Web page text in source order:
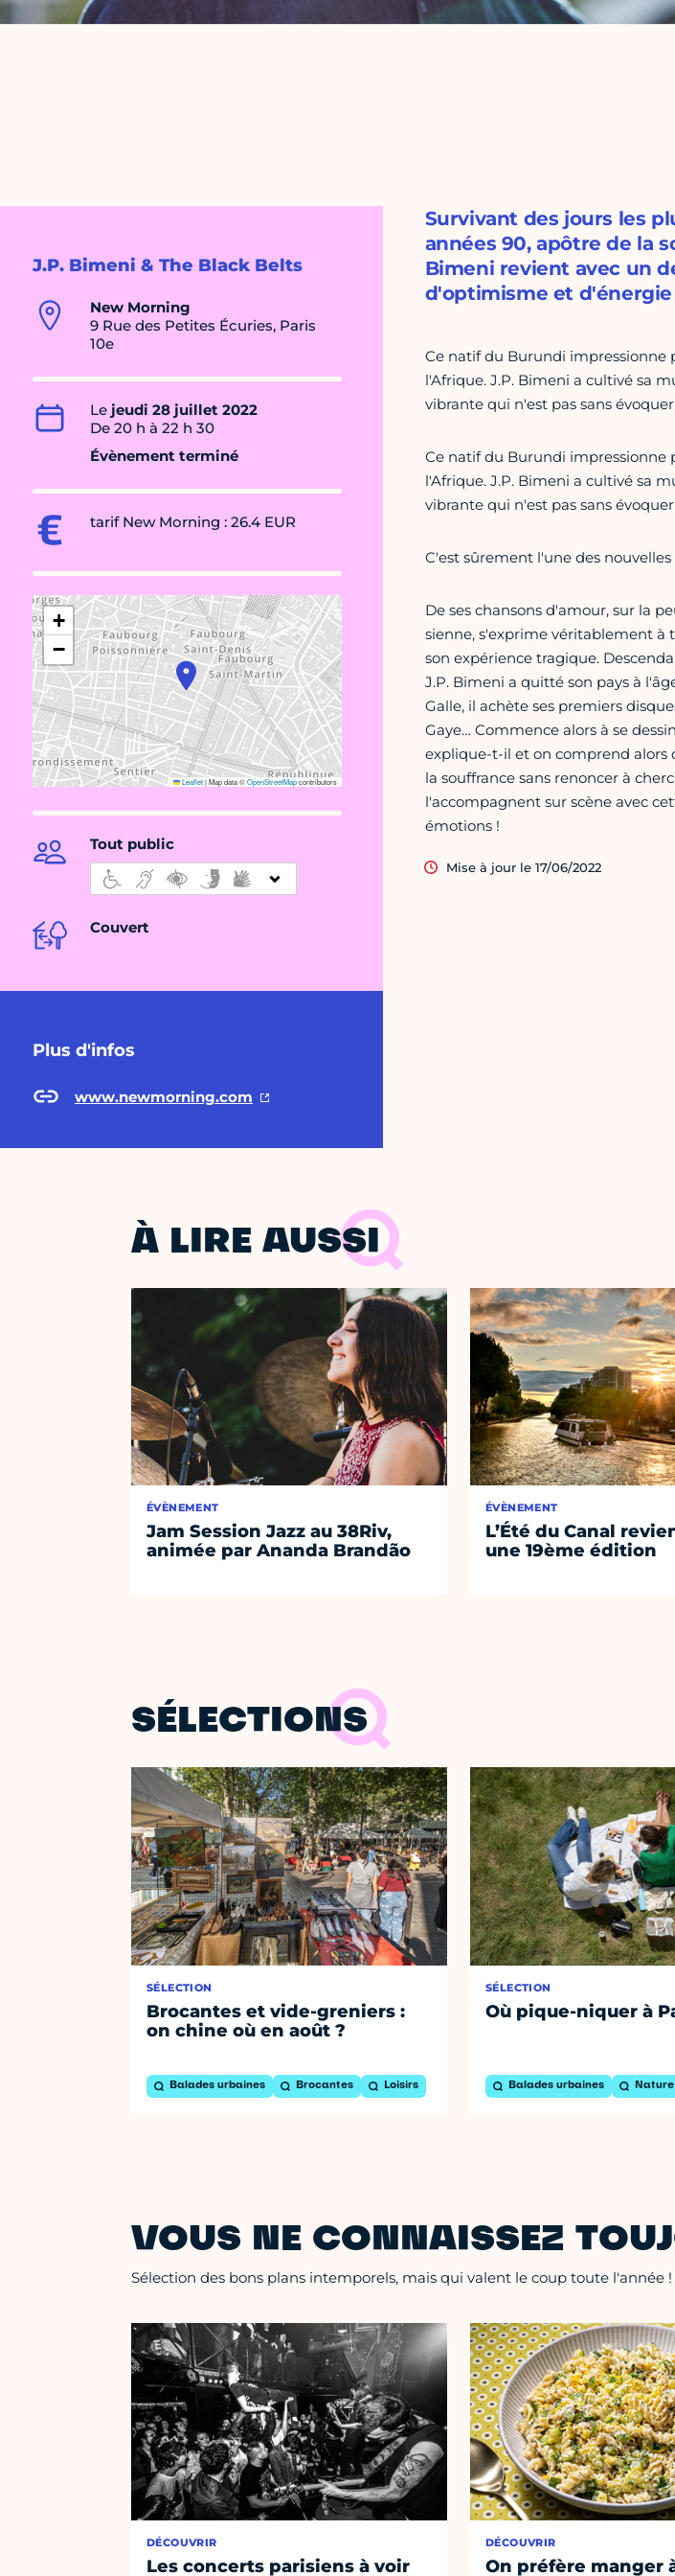
J.P. Bimeni & The Black Belts
New Morning
9 Rue des Petites Écuries, Paris
10e
Le jeudi 28 juillet 2022
De 20 h à 22 h 30
Évènement terminé
tarif New Morning : 26.4 EUR
+
−
Leaflet|Map data ©OpenStreetMapcontributors
Tout public
Couvert
Plus d'infos
www.newmorning.com
Survivant des jours les
années 90, apôtre de la
Bimeni revient avec un
d'optimisme et
Ce natif du Burundi impressionne
l'Afrique. J.P. Bimeni a cultivé sa
vibrante qui n'est pas sans
Ce natif du Burundi impressionne
l'Afrique. J.P. Bimeni a cultivé sa
vibrante qui n'est pas sans
C'est sûrement l'une des nouvelles
De ses chansons d'amour, sur la
sienne, s'exprime véritablement à
son expérience tragique.
J.P. Bimeni a quitté son pays à
Galle, il achète ses premiers
Gaye… Commence alors à se
explique-t-il et on comprend alors
la souffrance sans renoncer à
l'accompagnent sur scène avec
émotions !
Mise à jour le 17/06/2022
À LIRE AUSSI
ÉVÈNEMENT
Jam Session Jazz au 38Riv,
animée par Ananda Brandão
ÉVÈNEMENT
L’Été du Canal
une 19ème édition
SÉLECTIONS
SÉLECTION
Brocantes et vide-greniers :
on chine où en août ?
Balades urbaines Brocantes Loisirs
SÉLECTION
Où pique-niquer à
Balades urbaines Nature
VOUS NE CONNAISSEZ
Sélection des bons plans intemporels, mais qui valent le coup toute l'année !
DÉCOUVRIR
Les concerts parisiens à voir
DÉCOUVRIR
On préfère manger